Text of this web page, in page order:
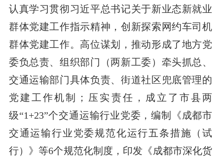
认真学习贯彻习近平总书记关于新业态新就业
群体党建工作指示精神，创新探索网约车司机
群体党建工作。高位谋划，推动形成了地方党
委负总责、组织部门（两新工委）牵头抓总、
交通运输部门具体负责、街道社区兜底管理的
党建工作机制；压实责任，成立了市县两
级“1+23”个交通运输行业党委，编制《成都市
交通运输行业党委规范化运行五条措施（试
行）》等6个规范化制度，印发《成都市深化货